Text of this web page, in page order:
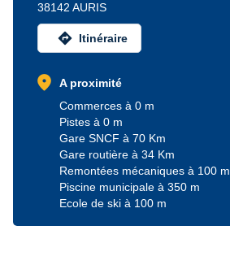
38142 AURIS
directions Itinéraire
location_on
A proximité
Commerces à 0 m
Pistes à 0 m
Gare SNCF à 70 Km
Gare routière à 34 Km
Remontées mécaniques à 100 m
Piscine municipale à 350 m
Ecole de ski à 100 m